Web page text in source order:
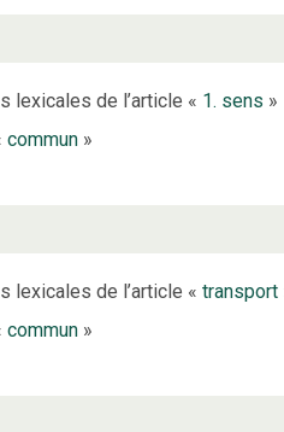
lexicales de l’article « 1. sens »
commun »
lexicales de l’article «transport
commun »